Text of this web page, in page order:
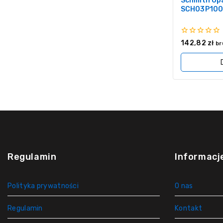
0
5
142,82 zł
Regulamin
Polityka prywatności
Regulamin
O nas
Kontakt